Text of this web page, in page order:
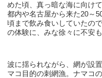
めた頃、真っ暗な海に向け
都内や名古屋から来た20～
頃まで飲み食いしていたの
の体験に、みな徐々に不安
波に揺られながら、網が設
マコ目的の刺網漁。ナマコ